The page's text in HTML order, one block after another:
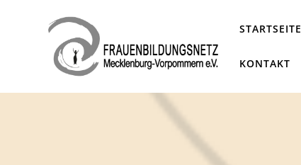
STARTSEITE
KONTAKT